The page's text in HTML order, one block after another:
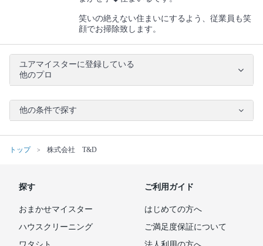
笑いの絶えない住まいにするよう、従業員も笑
顔でお掃除致します。
ユアマイスターに登録している
他のプロ
他の条件で探す
トップ 株式会社 T&D
探す
おまかせマイスター
ハウスクリーニング
ご利用ガイド
はじめての方へ
ご満足度保証について